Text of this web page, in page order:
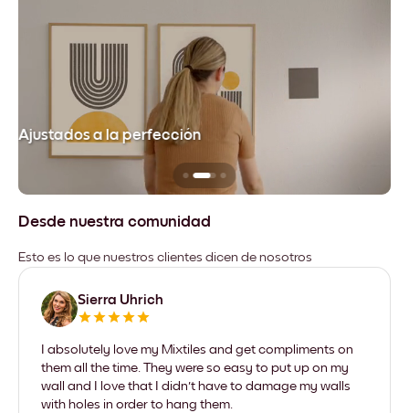
Ajustados a la perfección
Desde nuestra comunidad
Esto es lo que nuestros clientes dicen de nosotros
Sierra Uhrich
I absolutely love my Mixtiles and get compliments on
them all the time. They were so easy to put up on my
wall and I love that I didn't have to damage my walls
with holes in order to hang them.